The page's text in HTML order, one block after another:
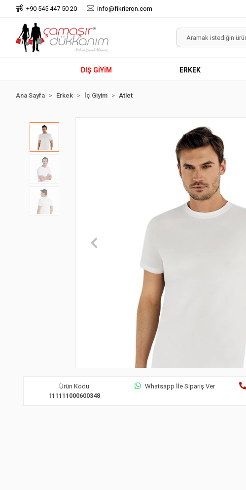
+90 545 447 50 20 info@fikrieron.com
DIŞ GİYİM ERKEK
Ana Sayfa Erkek İç Giyim Atlet
Ürün Kodu
111111000600348
Whatsapp İle Sipariş Ver